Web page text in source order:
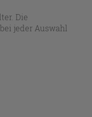
nach Projekt wählen
schnelle, intuitive
für konstante
Sie
integrieren
Die
jeder Auswahl